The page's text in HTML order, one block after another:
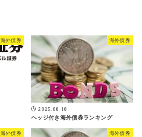
海外債券 海外債券
2025.08.18
ヘッジ付き海外債券ランキング
海外債券 海外債券